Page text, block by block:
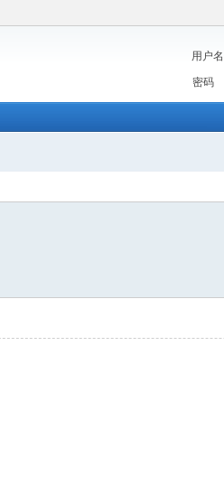
用户名
密码